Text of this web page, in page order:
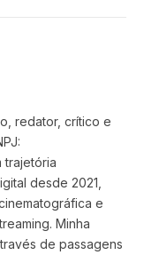
redator, crítico e
trajetória
desde 2021,
e
Minha
de passagens